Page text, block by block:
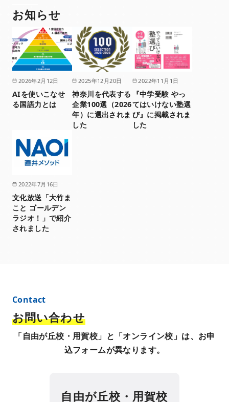
お知らせ
2026年2月12日
AIを使いこなせ
る国語力とは
2025年12月20日
神奈川を代表する
企業100選（2026
年）に選出されま
した
2022年11月1日
『中学受験 やっ
てはいけない塾選
び』に掲載されま
した
2022年7月16日
文化放送「大竹ま
こと ゴールデン
ラジオ！」で紹介
されました
お問い合わせ
「自由が丘校・用賀校」と 「オンライン校」 は、お申
込フォームが異なります。
自由が丘校・用賀校